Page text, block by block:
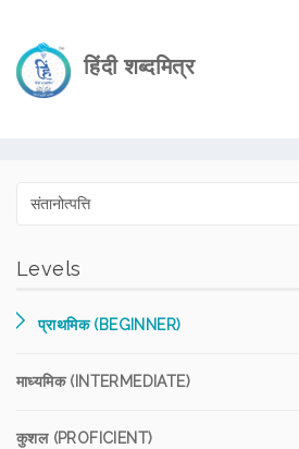
हिंदी शब्दमित्र
Levels
प्राथमिक (BEGINNER)
माध्यमिक (INTERMEDIATE)
कुशल (PROFICIENT)